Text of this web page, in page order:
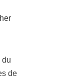
du
de